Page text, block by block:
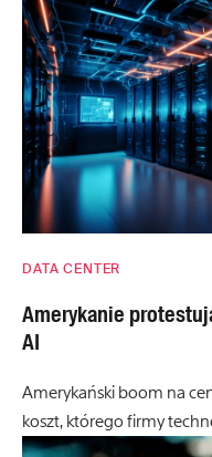
DATA CENTER
Amerykanie
AI
Amerykański boom na
koszt, którego firmy